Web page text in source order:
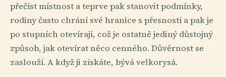
přečíst místnost a teprve pak stanovit podmínky,
rodiny často chrání své hranice s přesností a pak je
po stupních otevírají, což je ostatně jediný důstojný
způsob, jak otevírat něco cenného. Důvěrnost se
zaslouží. A když ji získáte, bývá velkorysá.